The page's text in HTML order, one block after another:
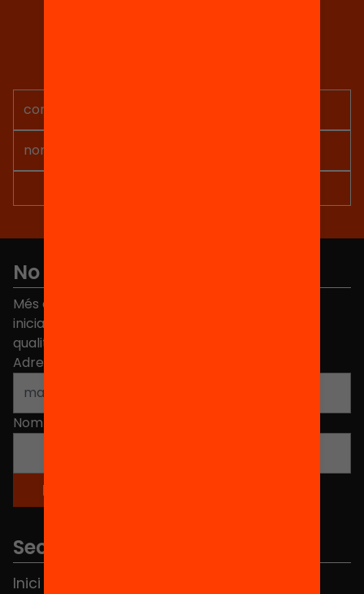
No et perdis res
Més de 40.000 persones ja han triat Equitat. Rep
iniciatives, propostes i projectes per millorar la
qualitat de l'educació a Catalunya.
Adreça electrònica
Nom
Seccions
Inici